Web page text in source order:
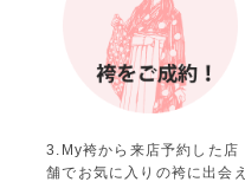
3.My袴から来店予約した店
舗でお気に入りの袴に出会え